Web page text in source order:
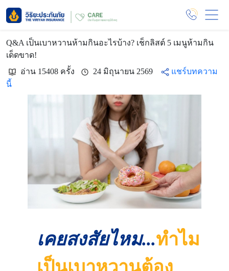
Q&A เป็นเบาหวานห้ามกินอะไรบ้าง? เช็กลิสต์ 5 เมนูห้ามกิน
เด็ดขาด!
อ่าน 15408 ครั้ง
24 มิถุนายน 2569
แชร์บทความ
นี้
เคยสงสัยไหม...ทำไม
เป็นเบาหวานต้อง